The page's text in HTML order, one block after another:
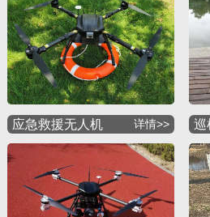
应急救援无人机 详情>> 巡